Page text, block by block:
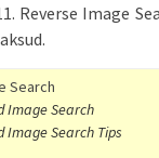
Reverse Image
Search
Image Search
Image Search Tips